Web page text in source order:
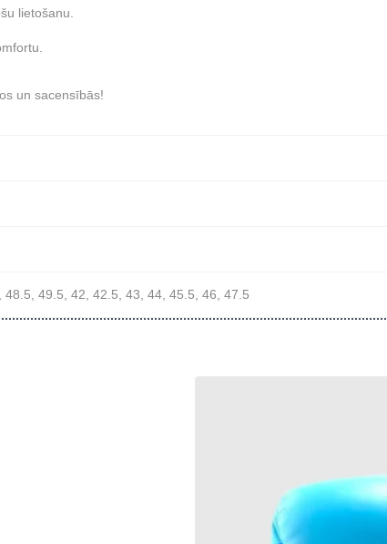
lietošanu.
un sacensībās!
49.5, 42, 42.5, 43, 44, 45.5, 46, 47.5